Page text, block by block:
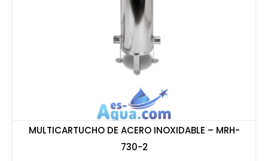
MULTICARTUCHO DE ACERO INOXIDABLE – MRH-
730-2